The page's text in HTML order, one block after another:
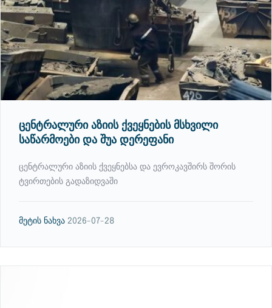
ცენტრალური აზიის ქვეყნების მსხვილი
საწარმოები და შუა დერეფანი
ცენტრალური აზიის ქვეყნებსა და ევროკავშირს შორის
ტვირთების გადაზიდვაში
მეტის ნახვა 2026-07-28